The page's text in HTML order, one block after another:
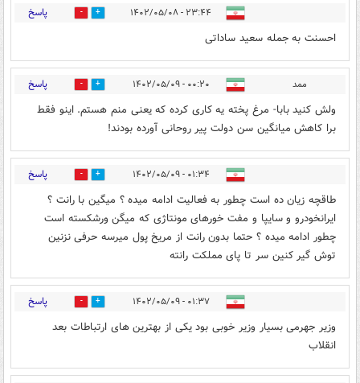
۲۳:۴۴ - ۱۴۰۲/۰۵/۰۸ 0 پاسخ
احسنت به جمله سعید ساداتی
ممد ۰۰:۲۰ - ۱۴۰۲/۰۵/۰۹ 3 پاسخ
ولش کنید بابا- مرغ پخته یه کاری کرده که یعنی منم هستم. اینو فقط
برا کاهش میانگین سن دولت پیر روحانی آورده بودند!
۰۱:۳۴ - ۱۴۰۲/۰۵/۰۹ 5 پاسخ
طاقچه زیان ده است چطور به فعالیت ادامه میده ؟ میگین با رانت ؟
ایرانخودرو و سایپا و مفت خورهای مونتاژی که میگن ورشکسته است
چطور ادامه میده ؟ حتما بدون رانت از مریخ پول میرسه حرفی نزنین
توش گیر کنین سر تا پای مملکت رانته
۰۱:۳۷ - ۱۴۰۲/۰۵/۰۹ 1 پاسخ
وزیر جهرمی بسیار وزیر خوبی بود یکی از بهترین های ارتباطات بعد
انقلاب